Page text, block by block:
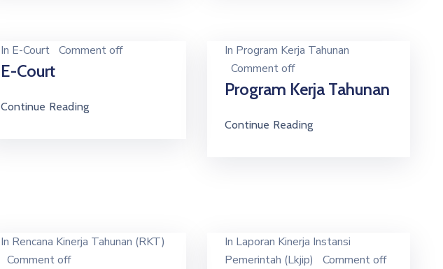
In E-Court Comment off
E-Court
Continue Reading
In Program Kerja Tahunan
Comment off
Program Kerja Tahunan
Continue Reading
In Rencana Kinerja Tahunan (RKT)
Comment off
In Laporan Kinerja Instansi
Pemerintah (Lkjip)
Comment off